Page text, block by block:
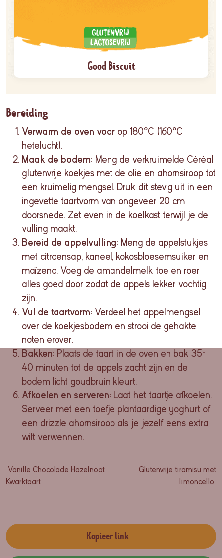
Good Biscuit
Bereiding
Verwarm de oven voor op 180°C (160°C
hetelucht).
Maak de bodem: Meng de verkruimelde Céréal
glutenvrije koekjes met de olie en ahornsiroop tot
een kruimelig mengsel. Druk dit stevig uit in een
ingevette taartvorm van ongeveer 20 cm
doorsnede. Zet even in de koelkast terwijl je de
vulling maakt.
Bereid de appelvulling: Meng de appelstukjes
met citroensap, kaneel, kokosbloesemsuiker en
maïzena. Voeg de amandelmelk toe en roer
alles goed door zodat de appels lekker vochtig
zijn.
Vul de taartvorm: Verdeel het appelmengsel
over de koekjesbodem en strooi de gehakte
noten erover.
Bakken: Plaats de taart in de oven en bak 35-
40 minuten tot de appels zacht zijn en de
bodem licht goudbruin kleurt.
Afkoelen en serveren: Laat het taartje afkoelen.
Serveer met een toefje plantaardige yoghurt of
een drizzle ahornsiroop als je jezelf eens extra
wilt verwennen.
Vanille Chocolade Hazelnoot
Kwarktaart
Glutenvrije tiramisu met
limoncello
Kopieer link